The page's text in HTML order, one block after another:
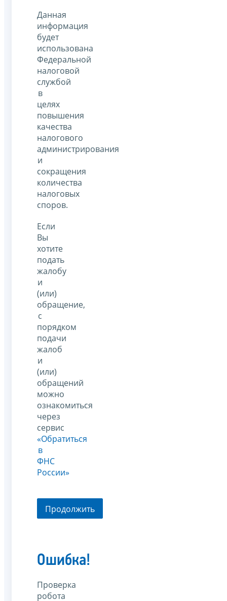
Данная
информация
будет
использована
Федеральной
налоговой
службой
в
целях
повышения
качества
налогового
администрирования
и
сокращения
количества
налоговых
споров.
Если
Вы
хотите
подать
жалобу
и
(или)
обращение,
с
порядком
подачи
жалоб
и
(или)
обращений
можно
ознакомиться
через
сервис
«Обратиться
в
ФНС
России»
Продолжить
Ошибка!
Проверка
робота